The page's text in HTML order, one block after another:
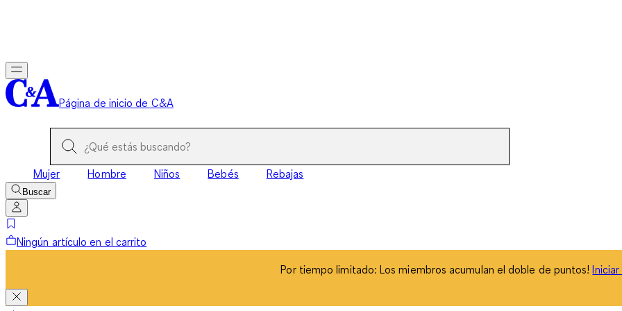
Página de inicio de C&A
Mujer Hombre Niños Bebés Rebajas
Buscar
Ningún artículo en el carrito
Por tiempo limitado: Los miembros acumulan el doble de puntos!